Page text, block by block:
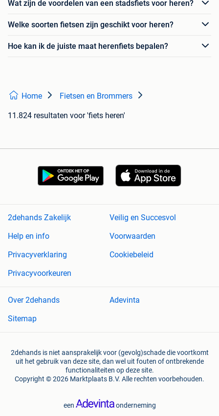
Wat zijn de voordelen van een stadsfiets voor heren?
Welke soorten fietsen zijn geschikt voor heren?
Hoe kan ik de juiste maat herenfiets bepalen?
Home Fietsen en Brommers
11.824 resultaten voor 'fiets heren'
2dehands Zakelijk
Veilig en Succesvol
Help en info
Voorwaarden
Privacyverklaring
Cookiebeleid
Privacyvoorkeuren
Over 2dehands
Adevinta
Sitemap
2dehands is niet aansprakelijk voor (gevolg)schade die voortkomt
uit het gebruik van deze site, dan wel uit fouten of ontbrekende
functionaliteiten op deze site.
Copyright © 2026 Marktplaats B.V. Alle rechten voorbehouden.
een onderneming